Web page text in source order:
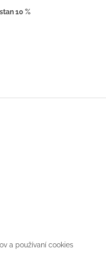
10 %
a používaní cookies